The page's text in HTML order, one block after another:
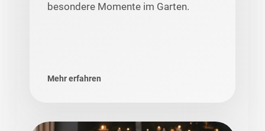
besondere Momente im Garten.
Mehr erfahren